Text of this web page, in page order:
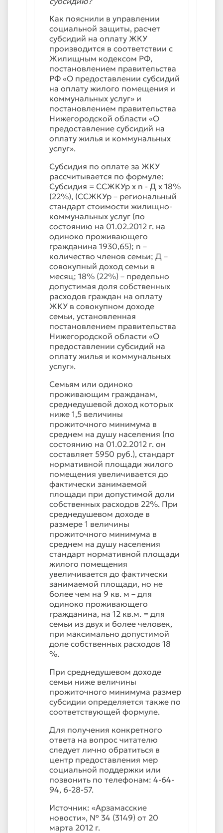
Как пояснили в управлении
социальной защиты, расчет
субсидий на оплату ЖКУ
производится в соответствии с
Жилищным кодексом РФ,
постановлением правительства
РФ «О предоставлении субсидий
на оплату жилого помещения и
коммунальных услуг» и
постановлением правительства
Нижегородской области «О
предоставление субсидий на
оплату жилья и коммунальных
услуг».
Субсидия по оплате за ЖКУ
рассчитывается по формуле:
Субсидия = ССЖКУр х n - Д х 18%
(22%), (ССЖКУр – региональный
стандарт стоимости жилищно-
коммунальных услуг (по
состоянию на 01.02.2012 г. на
одиноко проживающего
гражданина 1930,65); n –
количество членов семьи; Д –
совокупный доход семьи в
месяц; 18% (22%) – предельно
допустимая доля собственных
расходов граждан на оплату
ЖКУ в совокупном доходе
семьи, установленная
постановлением правительства
Нижегородской области «О
предоставлении субсидий на
оплату жилья и коммунальных
услуг».
Семьям или одиноко
проживающим гражданам,
среднедушевой доход которых
ниже 1,5 величины
прожиточного минимума в
среднем на душу населения (по
состоянию на 01.02.2012 г. он
составляет 5950 руб.), стандарт
нормативной площади жилого
помещения увеличивается до
фактически занимаемой
площади при допустимой доли
собственных расходов 22%. При
среднедушевом доходе в
размере 1 величины
прожиточного минимума в
среднем на душу населения
стандарт нормативной площади
жилого помещения
увеличивается до фактически
занимаемой площади, но не
более чем на 9 кв. м – для
одиноко проживающего
гражданина, на 12 кв.м. = для
семьи из двух и более человек,
при максимально допустимой
доле собственных расходов 18
%.
При среднедушевом доходе
семьи ниже величины
прожиточного минимума размер
субсидии определяется также по
соответствующей формуле.
Для получения конкретного
ответа на вопрос читателю
следует лично обратиться в
центр предоставления мер
социальной поддержки или
позвонить по телефонам: 4-64-
94, 6-28-57.
Источник: «Арзамасские
новости», № 34 (3149) от 20
марта 2012 г.